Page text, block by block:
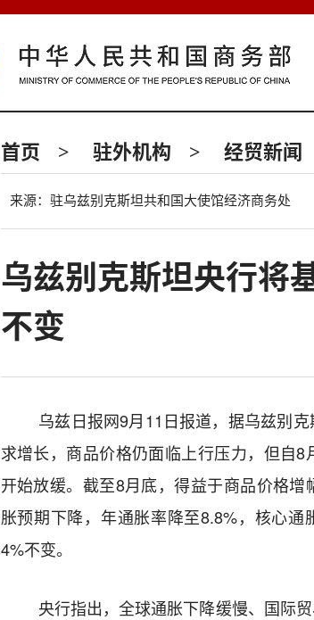
首页 > 驻外机构 > 经贸新闻
来源：驻乌兹别克斯坦共和国大使馆经济商务处
乌兹别克斯坦央行将
不变
乌兹日报网9月11 日报道，据乌兹别
求增长，商品价格仍面临上行压力，但自8
开始放缓。截至8月底，得益于商品价格增
胀预期下降，年通胀率降至8.8%，核心通
4%不变。
央行指出，全球通胀下降缓慢、国际